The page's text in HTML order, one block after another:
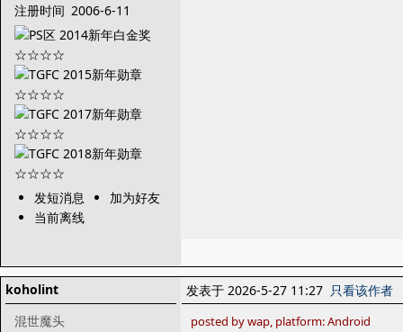
注册时间 2006-6-11
发短消息
加为好友
当前离线
koholint
混世魔头
发表于 2026-5-27 11:27 只看该作者
posted by wap, platform: Android